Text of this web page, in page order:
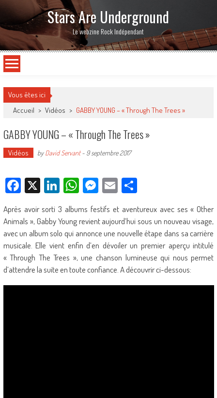
Stars Are Underground
Le webzine Rock Indépendant
Vous êtes ici
Accueil > Vidéos > GABBY YOUNG – « Through The Trees »
GABBY YOUNG – « Through The Trees »
Vidéos byDavid Servant- 9 septembre 2017
Facebook
X LinkedIn
WhatsApp
Messenger
EmailPartager
Après avoir sorti 3 albums festifs et aventureux avec ses « Other
Animals », Gabby Young revient aujourd’hui sous un nouveau visage,
avec un album solo qui annonce une nouvelle étape dans sa carrière
musicale. Elle vient enfin d’en dévoiler un premier aperçu intitulé
« Through The Trees », une chanson lumineuse qui nous permet
d’attendre la suite en toute confiance. A découvrir ci-dessous: